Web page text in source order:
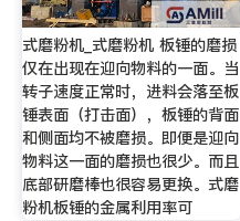
式磨粉机_式磨粉机 板锤的磨损
仅在出现在迎向物料的一面。当
转子速度正常时，进料会落至板
锤表面（打击面），板锤的背面
和侧面均不被磨损。即便是迎向
物料这一面的磨损也很少。而且
底部研磨棒也很容易更换。式磨
粉机板锤的金属利用率可